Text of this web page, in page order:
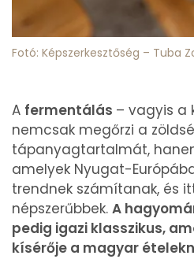
Fotó: Képszerkesztőség – Tuba
A fermentálás – vagyis a
nemcsak megőrzi a
tápanyagtartalmát,
amelyek Nyugat-
trendnek számítanak, és
népszerűbbek. A
pedig igazi klasszikus,
kísérője a magyar